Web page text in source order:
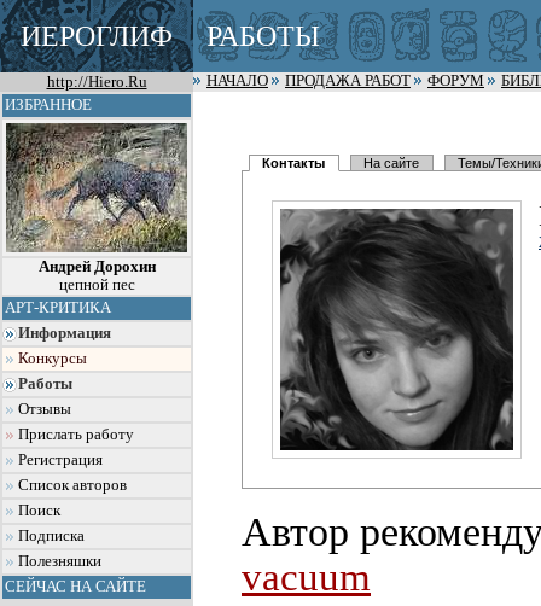
ИЕРОГЛИФ РАБОТЫ
http://Hiero.Ru НАЧАЛО ПРОДАЖА РАБОТ ФОРУМ
ИЗБРАННОЕ
Андрей Дорохин
цепной пес
АРТ-КРИТИКА
Информация
Конкурсы
Работы
Отзывы
Прислать работу
Регистрация
Список авторов
Поиск
Подписка
Полезняшки
СЕЙЧАС НА САЙТЕ
Контакты На сайте Темы/
Автор
vacuum